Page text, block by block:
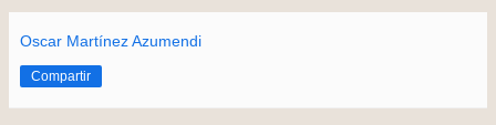
Oscar Martínez Azumendi
Compartir